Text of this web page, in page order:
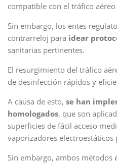
compatible con el tráfico
Sin embargo, los entes
contrarreloj para idear
sanitarias pertinentes.
El resurgimiento del tráfico
de desinfección rápidos y
A causa de esto, se han
homologados, que son
superficies de fácil acceso
vaporizadores electroestáticos
Sin embargo, ambos métodos